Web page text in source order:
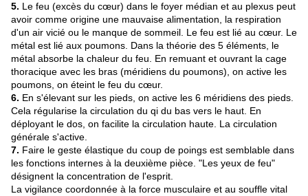
5. Le feu (excès du cœur) dans le foyer médian et au plexus peut
avoir comme origine une mauvaise alimentation, la respiration
d'un air vicié ou le manque de sommeil. Le feu est lié au cœur. Le
métal est lié aux poumons. Dans la théorie des 5 éléments, le
métal absorbe la chaleur du feu. En remuant et ouvrant la cage
thoracique avec les bras (méridiens du poumons), on active les
poumons, on éteint le feu du cœur.
6. En s'élevant sur les pieds, on active les 6 méridiens des pieds.
Cela régularise la circulation du qi du bas vers le haut. En
déployant le dos, on facilite la circulation haute. La circulation
générale s'active.
7. Faire le geste élastique du coup de poings est semblable dans
les fonctions internes à la deuxième pièce. "Les yeux de feu"
désignent la concentration de l'esprit.
La vigilance coordonnée à la force musculaire et au souffle vital